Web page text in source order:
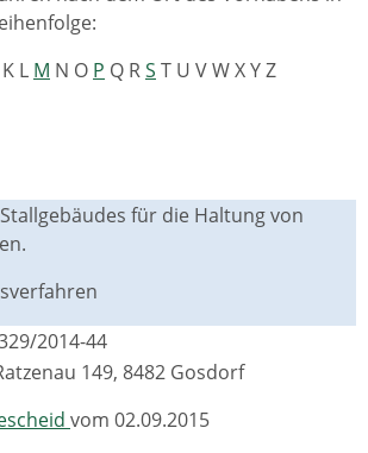
K L M N O P Q RS T U V W X Y Z
für die Haltung von
2014-44
149, 8482 Gosdorf
vom 02.09.2015